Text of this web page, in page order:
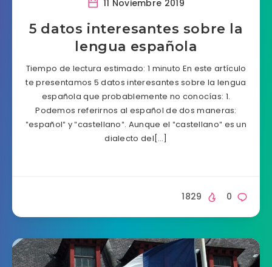
11 Noviembre 2019
5 datos interesantes sobre la
lengua española
Tiempo de lectura estimado: 1 minuto En este artículo
te presentamos 5 datos interesantes sobre la lengua
española que probablemente no conocías: 1.
Podemos referirnos al español de dos maneras:
″español″ y ″castellano″. Aunque el ″castellano″ es un
dialecto del[…]
0
1829